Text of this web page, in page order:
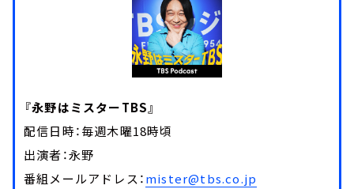
『永野はミスターTBS』
配信日時：毎週木曜18時頃
出演者：永野
番組メールアドレス：mister@tbs.co.jp